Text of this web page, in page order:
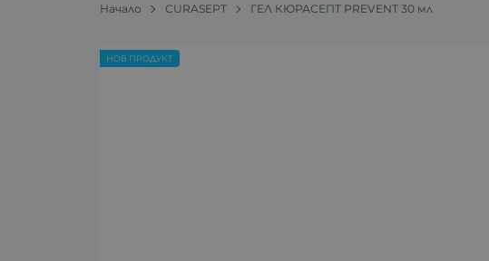
Начало CURASEPT ГЕЛ КЮРАСЕПТ PREVENT 30 мл
НОВ ПРОДУКТ